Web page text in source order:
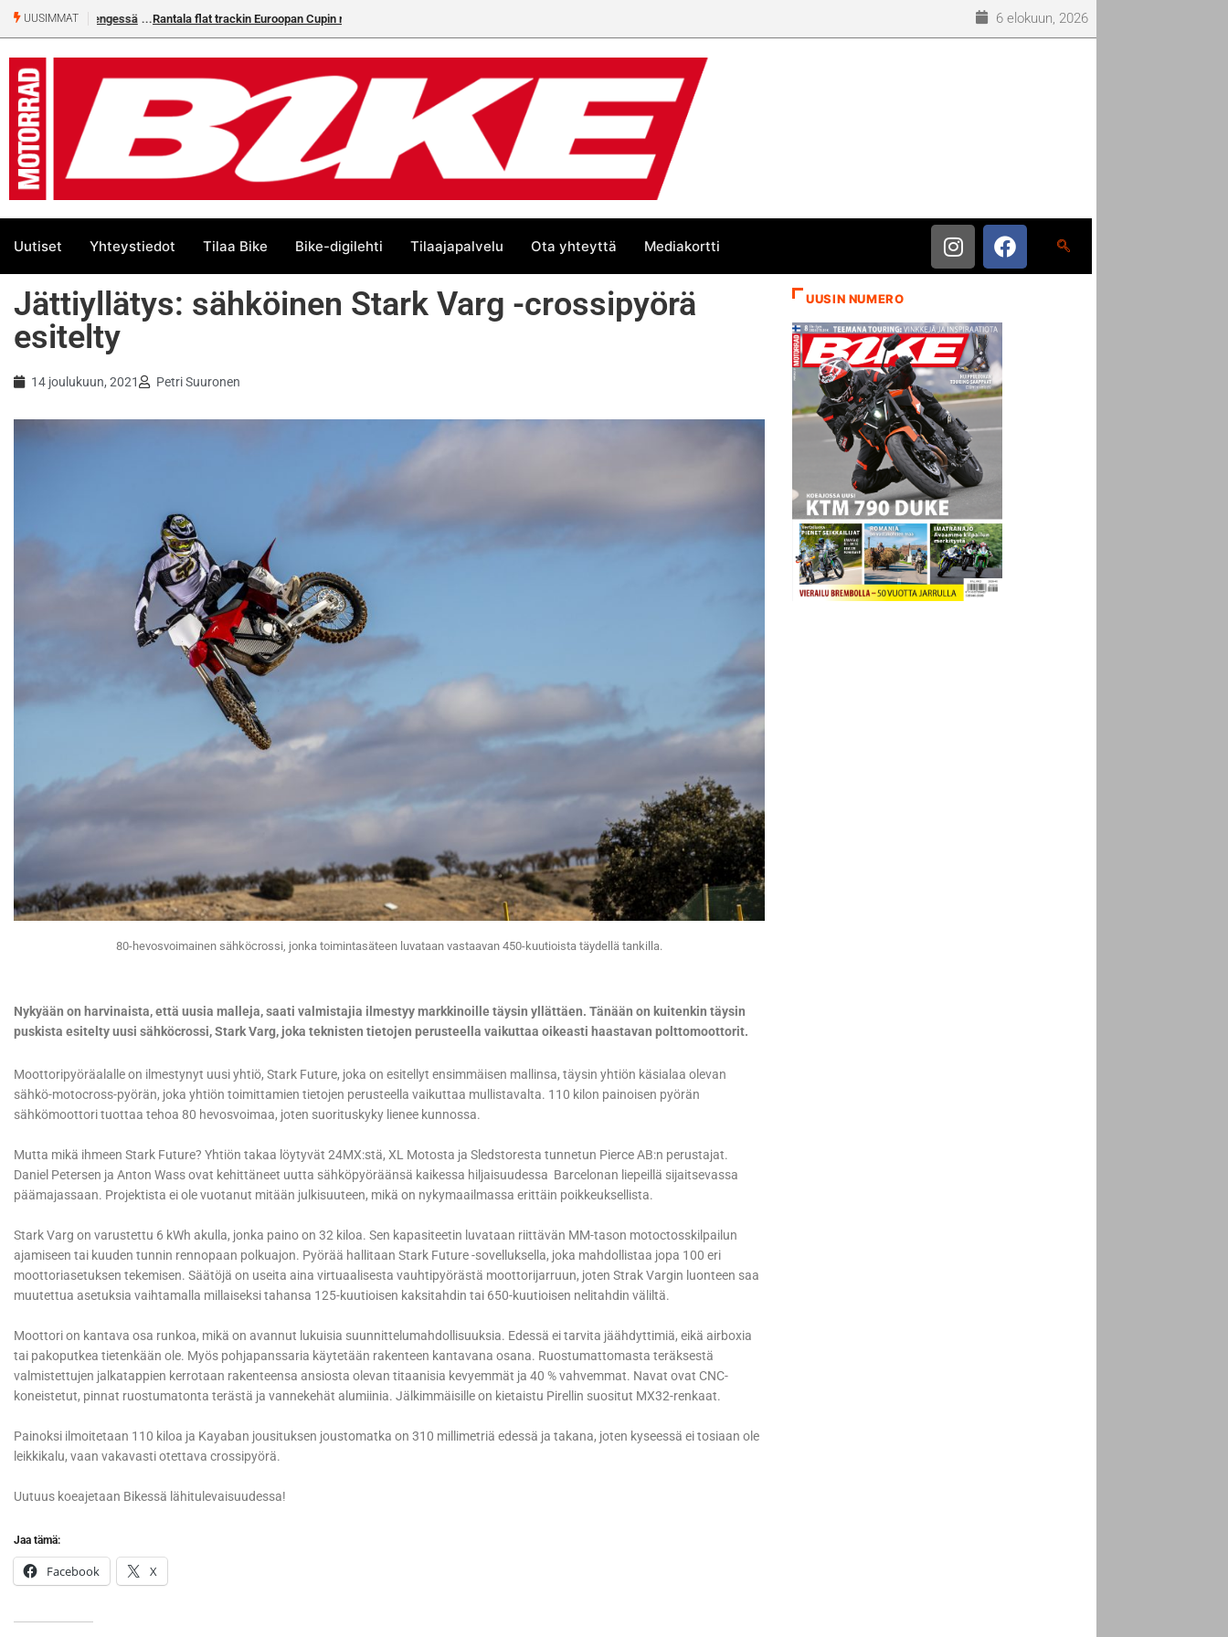
UUSIMMAT Rantala flat trackin Euroopan Cupin mestari 6 elokuun, 2026
Uutiset Yhteystiedot Tilaa Bike Bike-digilehti Tilaajapalvelu Ota yhteyttä Mediakortti
Jättiyllätys: sähköinen Stark Varg -crossipyörä
esitelty
14 joulukuun, 2021 Petri Suuronen
80-hevosvoimainen sähköcrossi, jonka toimintasäteen luvataan vastaavan 450-kuutioista täydellä tankilla.
Nykyään on harvinaista, että uusia malleja, saati valmistajia ilmestyy markkinoille täysin yllättäen. Tänään on kuitenkin täysin
puskista esitelty uusi sähköcrossi, Stark Varg, joka teknisten tietojen perusteella vaikuttaa oikeasti haastavan polttomoottorit.
Moottoripyöräalalle on ilmestynyt uusi yhtiö, Stark Future, joka on esitellyt ensimmäisen mallinsa, täysin yhtiön käsialaa olevan
sähkö-motocross-pyörän, joka yhtiön toimittamien tietojen perusteella vaikuttaa mullistavalta. 110 kilon painoisen pyörän
sähkömoottori tuottaa tehoa 80 hevosvoimaa, joten suorituskyky lienee kunnossa.
Mutta mikä ihmeen Stark Future? Yhtiön takaa löytyvät 24MX:stä, XL Motosta ja Sledstoresta tunnetun Pierce AB:n perustajat.
Daniel Petersen ja Anton Wass ovat kehittäneet uutta sähköpyöräänsä kaikessa hiljaisuudessa Barcelonan liepeillä sijaitsevassa
päämajassaan. Projektista ei ole vuotanut mitään julkisuuteen, mikä on nykymaailmassa erittäin poikkeuksellista.
Stark Varg on varustettu 6 kWh akulla, jonka paino on 32 kiloa. Sen kapasiteetin luvataan riittävän MM-tason motoctosskilpailun
ajamiseen tai kuuden tunnin rennopaan polkuajon. Pyörää hallitaan Stark Future -sovelluksella, joka mahdollistaa jopa 100 eri
moottoriasetuksen tekemisen. Säätöjä on useita aina virtuaalisesta vauhtipyörästä moottorijarruun, joten Strak Vargin luonteen saa
muutettua asetuksia vaihtamalla millaiseksi tahansa 125-kuutioisen kaksitahdin tai 650-kuutioisen nelitahdin väliltä.
Moottori on kantava osa runkoa, mikä on avannut lukuisia suunnittelumahdollisuuksia. Edessä ei tarvita jäähdyttimiä, eikä airboxia
tai pakoputkea tietenkään ole. Myös pohjapanssaria käytetään rakenteen kantavana osana. Ruostumattomasta teräksestä
valmistettujen jalkatappien kerrotaan rakenteensa ansiosta olevan titaanisia kevyemmät ja 40 % vahvemmat. Navat ovat CNC-
koneistetut, pinnat ruostumatonta terästä ja vannekehät alumiinia. Jälkimmäisille on kietaistu Pirellin suositut MX32-renkaat.
Painoksi ilmoitetaan 110 kiloa ja Kayaban jousituksen joustomatka on 310 millimetriä edessä ja takana, joten kyseessä ei tosiaan ole
leikkikalu, vaan vakavasti otettava crossipyörä.
Uutuus koeajetaan Bikessä lähitulevaisuudessa!
Jaa tämä:
Facebook X
UUSIN NUMERO